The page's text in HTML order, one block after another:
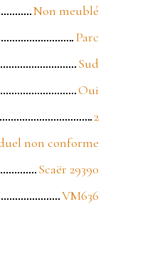
Non meublé
Parc
Sud
Oui
2
non conforme
Scaër 29390
VM636